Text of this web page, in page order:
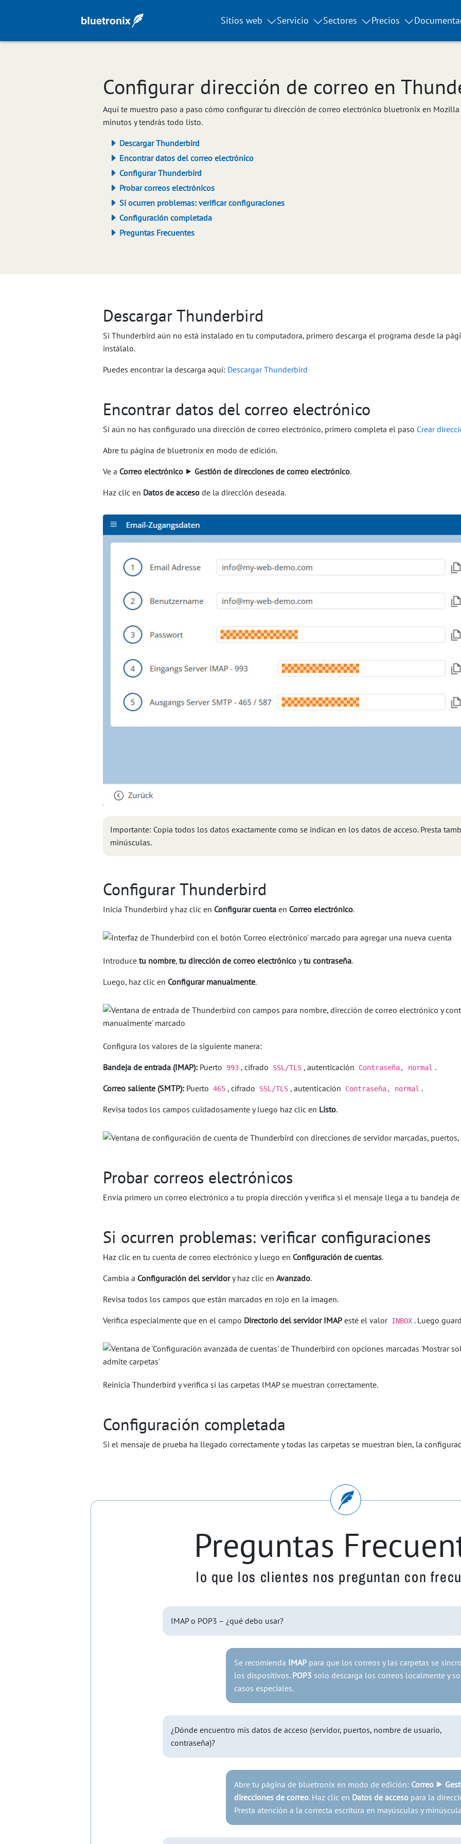
Sitios web Servicio Sectores Precios
Configurar dirección de correo en
Aquí te muestro paso a paso cómo configurar tu dirección de correo electrónico bluetronix en
minutos y tendrás todo listo.
Descargar Thunderbird
Encontrar datos del correo electrónico
Configurar Thunderbird
Probar correos electrónicos
Si ocurren problemas: verificar configuraciones
Configuración completada
Preguntas Frecuentes
Descargar Thunderbird
Si Thunderbird aún no está instalado en tu computadora, primero descarga el programa desde la
instálalo.
Puedes encontrar la descarga aquí: Descargar Thunderbird
Encontrar datos del correo electrónico
Si aún no has configurado una dirección de correo electrónico, primero completa el paso Crear
Abre tu página de bluetronix en modo de edición.
Ve a Correo electrónico ⯈ Gestión de direcciones de correo electrónico.
Haz clic en Datos de acceso de la dirección deseada.
Importante: Copia todos los datos exactamente como se indican en los datos de acceso. Presta
minúsculas.
Configurar Thunderbird
Inicia Thunderbird y haz clic en Configurar cuenta en Correo electrónico.
Introduce tu nombre, tu dirección de correo electrónico ytu contraseña.
Luego, haz clic en Configurar manualmente.
Configura los valores de la siguiente manera:
Bandeja de entrada (IMAP): Puerto 993 , cifrado SSL/TLS , autenticación Contraseña, normal .
Correo saliente (SMTP): Puerto 465 , cifrado SSL/TLS , autenticación Contraseña, normal .
Revisa todos los campos cuidadosamente y luego haz clic en Listo.
Probar correos electrónicos
Envía primero un correo electrónico a tu propia dirección y verifica si el mensaje llega a tu bandeja de
Si ocurren problemas: verificar configuraciones
Haz clic en tu cuenta de correo electrónico y luego en Configuración de cuentas.
Cambia a Configuración del servidory haz clic en Avanzado.
Revisa todos los campos que están marcados en rojo en la imagen.
Verifica especialmente que en el campo Directorio del servidor IMAP esté el valor INBOX . Luego
Reinicia Thunderbird y verifica si las carpetas IMAP se muestran correctamente.
Configuración completada
Si el mensaje de prueba ha llegado correctamente y todas las carpetas se muestran bien, la
Preguntas
lo que los clientes nos preguntan con
IMAP o POP3 – ¿qué debo usar?
Se recomienda IMAPpara que los correos y las carpetas se
los dispositivos. POP3 solo descarga los correos localmente y
casos especiales.
¿Dónde encuentro mis datos de acceso (servidor, puertos, nombre de usuario,
contraseña)?
Abre tu página de bluetronix en modo de edición: Correo ⯈
direcciones de correo. Haz clic en Datos de accesopara la
Presta atención a la correcta escritura en mayúsculas y